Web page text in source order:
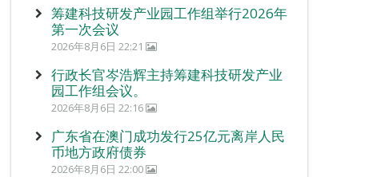
筹建科技研发产业园工作组举行2026年
第一次会议
2026年8月6日 22:21
行政长官岑浩辉主持筹建科技研发产业
园工作组会议。
2026年8月6日 22:16
广东省在澳门成功发行25亿元离岸人民
币地方政府债券
2026年8月6日 22:00